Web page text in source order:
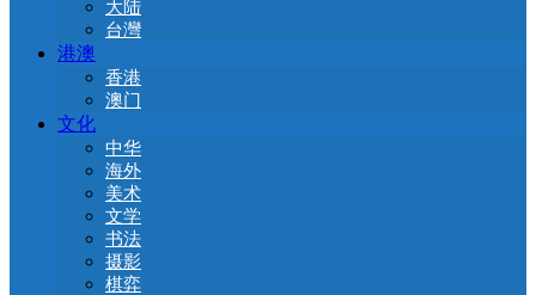
大陆
台灣
港澳
香港
澳门
文化
中华
海外
美术
文学
书法
摄影
棋弈